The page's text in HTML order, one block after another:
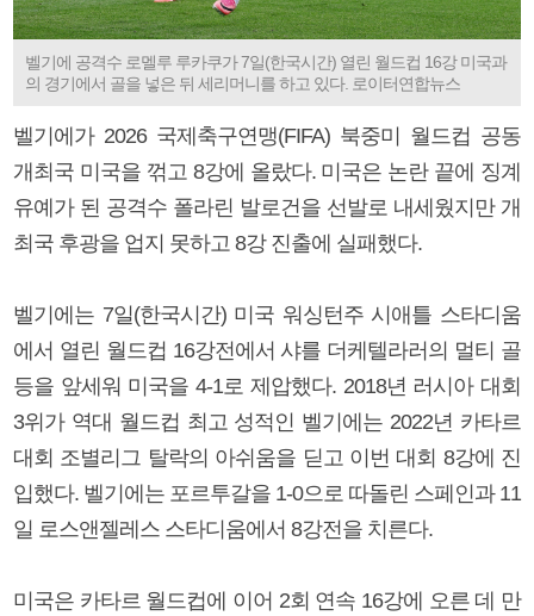
벨기에 공격수 로멜루 루카쿠가 7일(한국시간) 열린 월드컵 16강 미국과
의 경기에서 골을 넣은 뒤 세리머니를 하고 있다. 로이터연합뉴스
벨기에가 2026 국제축구연맹(FIFA) 북중미 월드컵 공동
개최국 미국을 꺾고 8강에 올랐다. 미국은 논란 끝에 징계
유예가 된 공격수 폴라린 발로건을 선발로 내세웠지만 개
최국 후광을 업지 못하고 8강 진출에 실패했다.
벨기에는 7일(한국시간) 미국 워싱턴주 시애틀 스타디움
에서 열린 월드컵 16강전에서 샤를 더케텔라러의 멀티 골
등을 앞세워 미국을 4-1로 제압했다. 2018년 러시아 대회
3위가 역대 월드컵 최고 성적인 벨기에는 2022년 카타르
대회 조별리그 탈락의 아쉬움을 딛고 이번 대회 8강에 진
입했다. 벨기에는 포르투갈을 1-0으로 따돌린 스페인과 11
일 로스앤젤레스 스타디움에서 8강전을 치른다.
미국은 카타르 월드컵에 이어 2회 연속 16강에 오른 데 만